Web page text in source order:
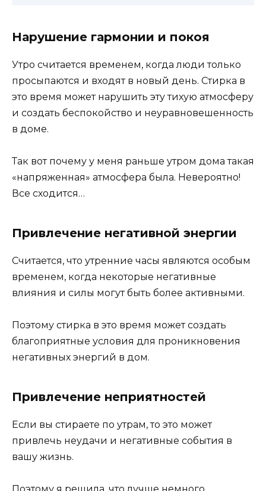
Нарушение гармонии и покоя
Утро считается временем, когда люди только
просыпаются и входят в новый день. Стирка в
это время может нарушить эту тихую атмосферу
и создать беспокойство и неуравновешенность
в доме.
Так вот почему у меня раньше утром дома такая
«напряженная» атмосфера была. Невероятно!
Все сходится…
Привлечение негативной энергии
Считается, что утренние часы являются особым
временем, когда некоторые негативные
влияния и силы могут быть более активными.
Поэтому стирка в это время может создать
благоприятные условия для проникновения
негативных энергий в дом.
Привлечение неприятностей
Если вы стираете по утрам, то это может
привлечь неудачи и негативные события в
вашу жизнь.